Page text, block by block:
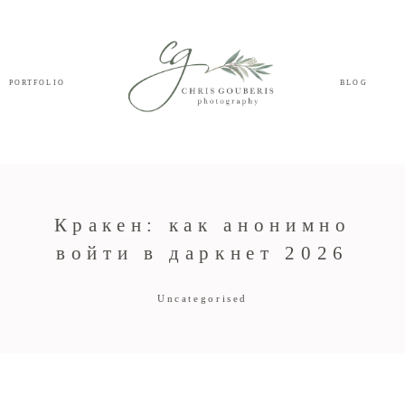
PORTFOLIO BLOG
Кракен: как анонимно
войти в даркнет 2026
Uncategorised